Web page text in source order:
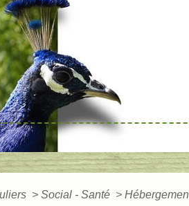
> Social - Santé >